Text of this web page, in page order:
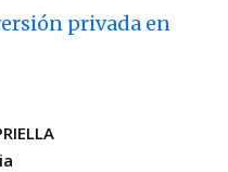
privada en